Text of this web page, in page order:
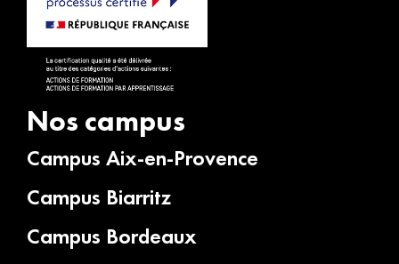
Nos campus
Campus Aix-en-Provence
Campus Biarritz
Campus Bordeaux